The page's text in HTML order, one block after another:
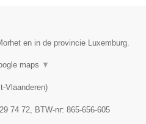
en in de provincie Luxemburg.
maps ▼
Vlaanderen)
74 72 , BTW-nr: 865-656-605